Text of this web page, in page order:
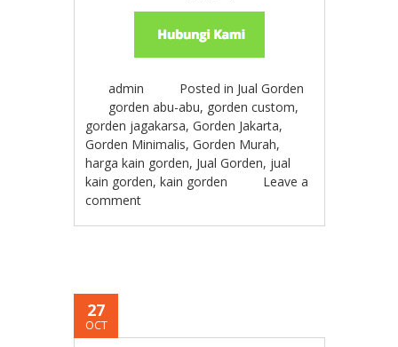
admin Posted in Jual Gorden
gorden abu-abu, gorden custom,
gorden jagakarsa,Gorden Jakarta,
Gorden Minimalis,Gorden Murah,
harga kain gorden, Jual Gorden, jual
kain gorden,kain gorden
Leave a
comment
27
OCT